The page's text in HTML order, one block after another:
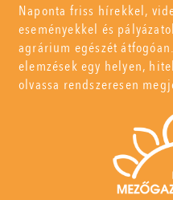
Naponta friss hírekkel,
eseményekkel és
agrárium egészét
elemzések egy helyen,
olvassa rendszeresen